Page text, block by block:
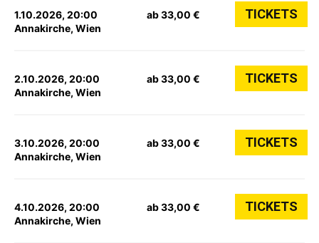
1.10.2026, 20:00
Annakirche, Wien
ab 33,00 € TICKETS
2.10.2026, 20:00
Annakirche, Wien
ab 33,00 € TICKETS
3.10.2026, 20:00
Annakirche, Wien
ab 33,00 € TICKETS
4.10.2026, 20:00
Annakirche, Wien
ab 33,00 € TICKETS